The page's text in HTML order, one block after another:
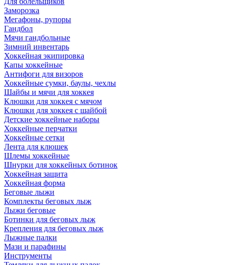
Заморозка
Мегафоны, рупоры
Гандбол
Мячи гандбольные
Зимний инвентарь
Хоккейная экипировка
Капы хоккейные
Антифоги для визоров
Хоккейные сумки, баулы, чехлы
Шайбы и мячи для хоккея
Клюшки для хоккея с мячом
Клюшки для хоккея с шайбой
Детские хоккейные наборы
Хоккейные перчатки
Хоккейные сетки
Лента для клюшек
Шлемы хоккейные
Шнурки для хоккейных ботинок
Хоккейная защита
Хоккейная форма
Беговые лыжи
Комплекты беговых лыж
Лыжи беговые
Ботинки для беговых лыж
Крепления для беговых лыж
Лыжные палки
Мази и парафины
Инструменты